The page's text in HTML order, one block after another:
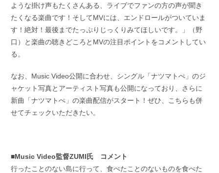
ような掛け声もたくさんある、ライブでファンの方の声が聞き
たくなる楽曲です！そしてMVには、エンドロールがついていま
す！絶対！最後までたっぷりじっくりみてほしいです。」（野
口）と楽曲の聴きどころとMVの注目ポイントをコメントしてい
る。
なお、Music Video公開に合わせ、シングル「ナツマトぺ」のジ
ャケット写真とアーティスト写真も公開になっており、さらに
新曲「ナツマトぺ」の楽曲配信がスタート！ぜひ、こちらも併
せてチェックいただきたい。
■Music Video監督ZUMI氏 コメント
行ったことのない島に行って、食べたことのないものを食べた